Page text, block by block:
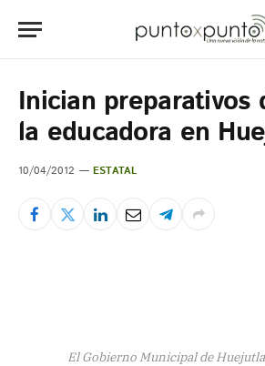
Inician preparativos
la educadora en
10/04/2012 ESTATAL
El Gobierno Municipal de